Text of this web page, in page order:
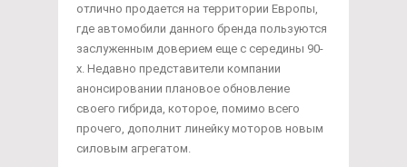
отлично продается на территории Европы,
где автомобили данного бренда пользуются
заслуженным доверием еще с середины 90-
х. Недавно представители компании
анонсировании плановое обновление
своего гибрида, которое, помимо всего
прочего, дополнит линейку моторов новым
силовым агрегатом.